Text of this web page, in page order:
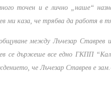
точен и е лично „наше“
ми каза, че трябва да работя в
между Лъчезар Ставрев
се държеше все едно ГКПП
че Лъчезар Ставрев е